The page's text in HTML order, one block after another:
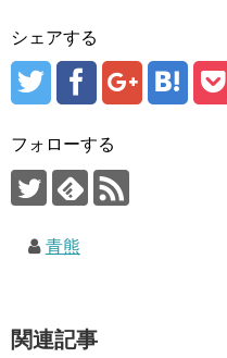
シェアする
フォローする
青熊
関連記事